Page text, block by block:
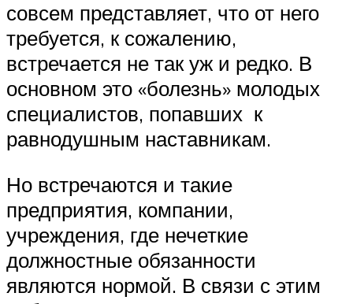
совсем представляет, что от него
требуется, к сожалению,
встречается не так уж и редко. В
основном это «болезнь» молодых
специалистов, попавших к
равнодушным наставникам.
Но встречаются и такие
предприятия, компании,
учреждения, где нечеткие
должностные обязанности
являются нормой. В связи с этим